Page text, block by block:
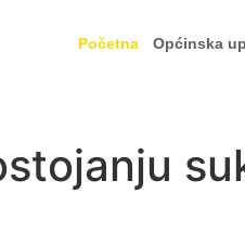
Početna Općinska